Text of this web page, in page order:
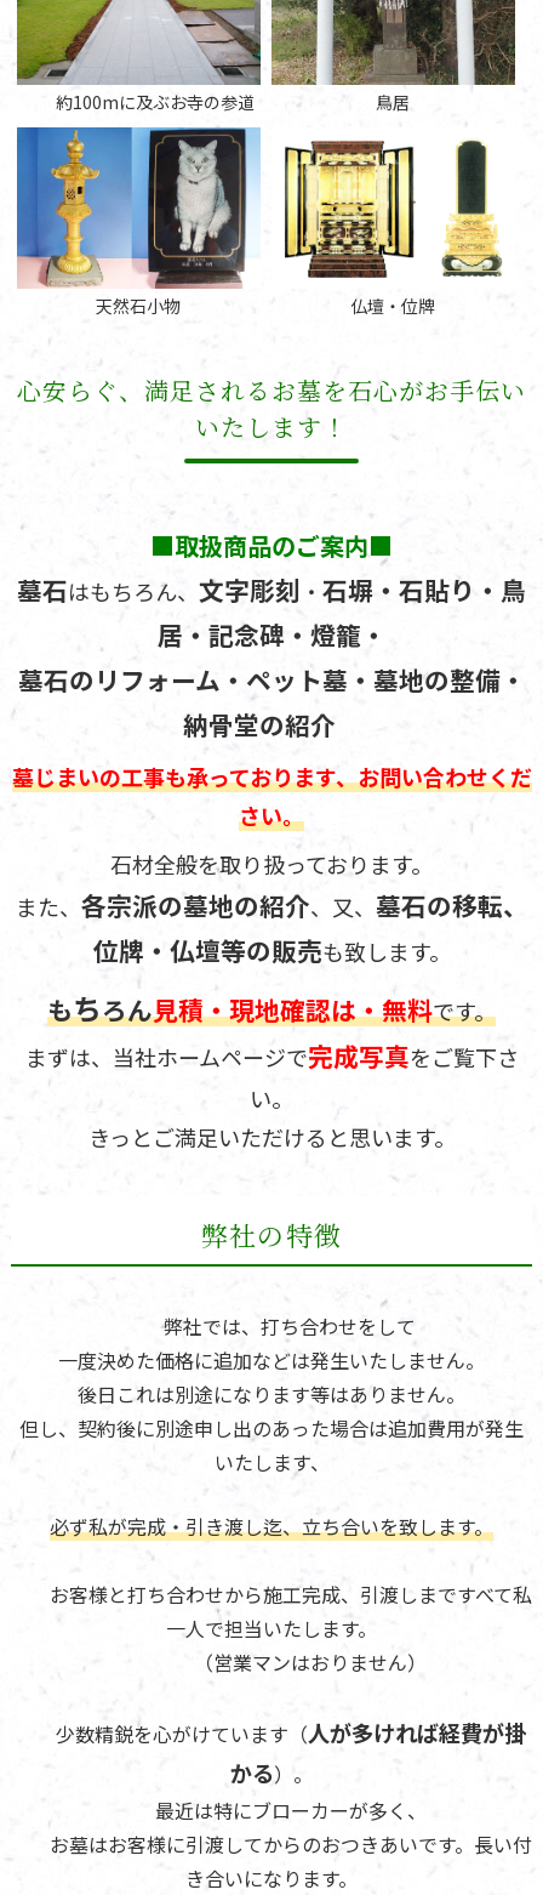
約100mに及ぶお寺の参道 鳥居
天然石小物 仏壇・位牌
心安らぐ、満足されるお墓を石心がお手伝い
いたします！
■取扱商品のご案内■
墓石はもちろん、 文字彫刻 ・ 石塀・石貼り・鳥
居・記念碑・燈籠・
墓石のリフォーム・ペット墓・墓地の整備・
納骨堂の紹介
墓じまいの工事も承っております、お問い合わせくだ
さい。
石材全般を取り扱っております。
また、 各宗派の墓地の紹介、又、 墓石の移転、
位牌・仏壇等の販売も致します。
もちろん見積・現地確認は・無料です。
まずは、当社ホームページで完成写真をご覧下さ
い。
きっとご満足いただけると思います。
弊社の特徴
弊社では、打ち合わせをして
一度決めた価格に追加などは発生いたしません。
後日これは別途になります等はありません。
但し、契約後に別途申し出のあった場合は追加費用が発生
いたします、
必ず私が完成・引き渡し迄、立ち合いを致します。
お客様と打ち合わせから施工完成、引渡しまですべて私
一人で担当いたします。
（営業マンはおりません）
少数精鋭を心がけています（人が多ければ経費が掛
かる）。
最近は特にブローカーが多く、
お墓はお客様に引渡してからのおつきあいです。長い付
き合いになります。